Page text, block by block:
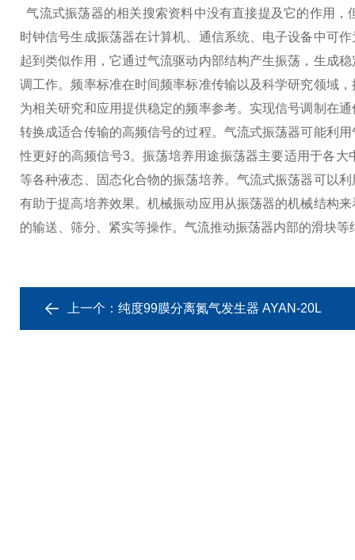
气流式振荡器的相关搜索资料中没有直接提及它的作用
时钟信号生成振荡器在计算机、通信系统、电子设备中可
起到类似作用，它通过气流驱动内部结构产生振荡，生成
调工作。频率标准在时间频率标准传输以及科学研究领域
为相关研究和应用提供稳定的频率参考。 实现信号调制 在通
转换成适合传输的高频信号的过程。气流式振荡器可能利
性更好的高频信号3。振荡培养用途振荡器主要适用于各大
等各种液态、固态化合物的振荡培养。气流式振荡器可以
有助于提高培养效果。机械振动应用 从振荡器的机械结构
的输送、筛分、紧实等操作。气流推动振荡器内部的滑块
上一个： 纯度99膜分离氮气发生器 AYAN-20L